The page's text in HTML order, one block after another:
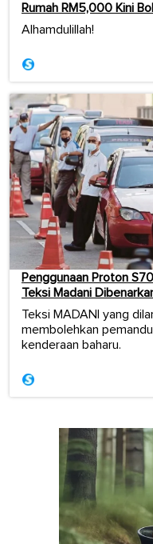
Rumah RM5,000 Kini
Alhamdulillah!
Penggunaan Proton
Teksi Madani
Teksi MADANI yang
membolehkan
kenderaan baharu.